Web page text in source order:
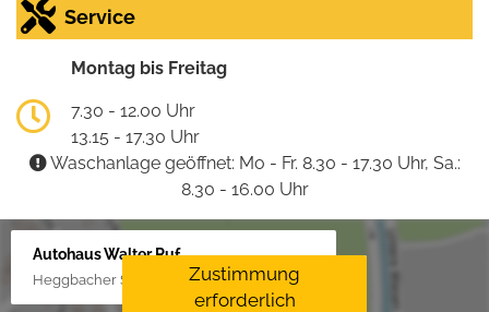
Service
Montag bis Freitag
7.30 - 12.00 Uhr
13.15 - 17.30 Uhr
Waschanlage geöffnet: Mo - Fr. 8.30 - 17.30 Uhr, Sa.:
8.30 - 16.00 Uhr
Autohaus Walter Ruf
Heggbacher Straße 25, 88477 Schönebürg
Zustimmung
erforderlich